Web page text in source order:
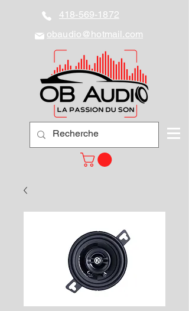
418-569-1872
obaudio@hotmail.com